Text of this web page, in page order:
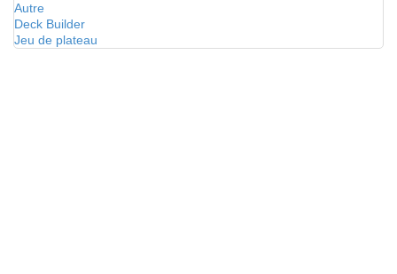
Autre
Deck Builder
Jeu de plateau